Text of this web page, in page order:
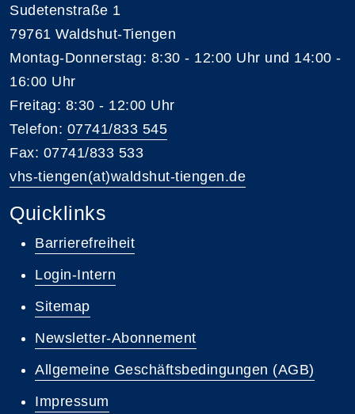
Sudetenstraße 1
79761 Waldshut-Tiengen
Montag-Donnerstag: 8:30 - 12:00 Uhr und 14:00 -
16:00 Uhr
Freitag: 8:30 - 12:00 Uhr
Telefon: 07741/833 545
Fax: 07741/833 533
vhs-tiengen(at)waldshut-tiengen.de
Quicklinks
Barrierefreiheit
Login-Intern
Sitemap
Newsletter-Abonnement
Allgemeine Geschäftsbedingungen (AGB)
Impressum